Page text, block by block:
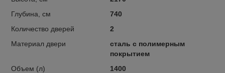
Глубина, см
740
Количество дверей
2
Материал двери
сталь с полимерным
покрытием
Объем (л)
1400